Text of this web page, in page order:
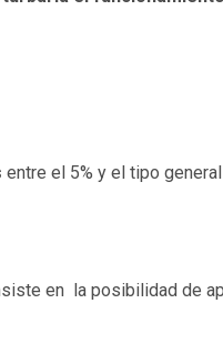
entre el 5% y el tipo
en la posibilidad de